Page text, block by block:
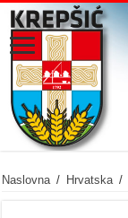
Naslovna / Hrvatska /